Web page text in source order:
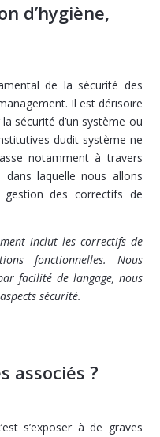
d’hygiène,
de la sécurité des
Il est dérisoire
sécurité d’un système ou
dudit système ne
notamment à travers
laquelle nous allons
des correctifs de
inclut les correctifs de
fonctionnelles. Nous
facilité de langage, nous
sécurité.
associés ?
s’exposer à de graves